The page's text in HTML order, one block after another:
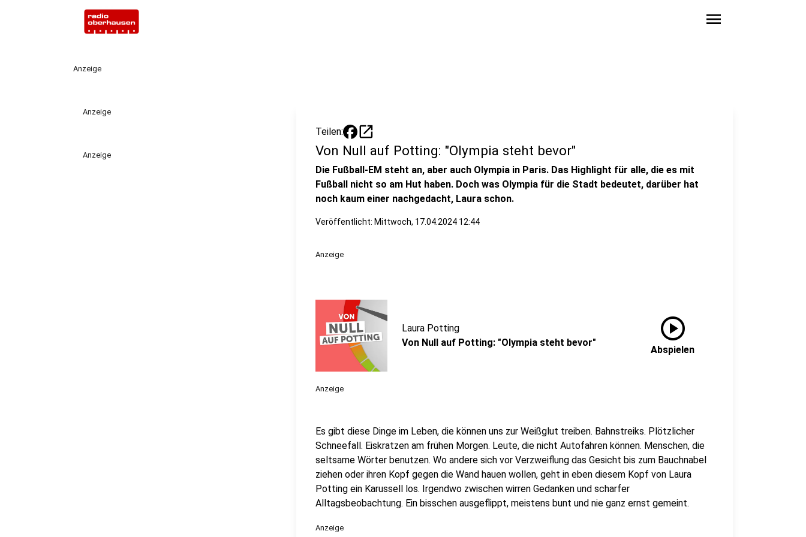
menu
Anzeige
Anzeige
Anzeige
Teilen: open_in_new
Von Null auf Potting: "Olympia steht bevor"
Die Fußball-EM steht an, aber auch Olympia in Paris. Das Highlight für alle, die es mit
Fußball nicht so am Hut haben. Doch was Olympia für die Stadt bedeutet, darüber hat
noch kaum einer nachgedacht, Laura schon.
Veröffentlicht: Mittwoch, 17.04.2024 12:44
Anzeige
Laura Potting
Von Null auf Potting: "Olympia steht bevor"
play_circle
Abspielen
Anzeige
Es gibt diese Dinge im Leben, die können uns zur Weißglut treiben. Bahnstreiks. Plötzlicher
Schneefall. Eiskratzen am frühen Morgen. Leute, die nicht Autofahren können. Menschen, die
seltsame Wörter benutzen. Wo andere sich vor Verzweiflung das Gesicht bis zum Bauchnabel
ziehen oder ihren Kopf gegen die Wand hauen wollen, geht in eben diesem Kopf von Laura
Potting ein Karussell los. Irgendwo zwischen wirren Gedanken und scharfer
Alltagsbeobachtung. Ein bisschen ausgeflippt, meistens bunt und nie ganz ernst gemeint.
Anzeige